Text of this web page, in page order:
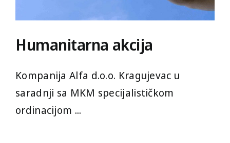
Humanitarna akcija
Kompanija Alfa d.o.o. Kragujevac u
saradnji sa MKM specijalističkom
ordinacijom ...